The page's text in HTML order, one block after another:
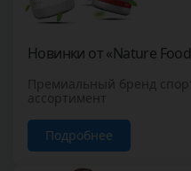
Новинки от «Nature
Премиальный бренд
ассортимент
Подробнее